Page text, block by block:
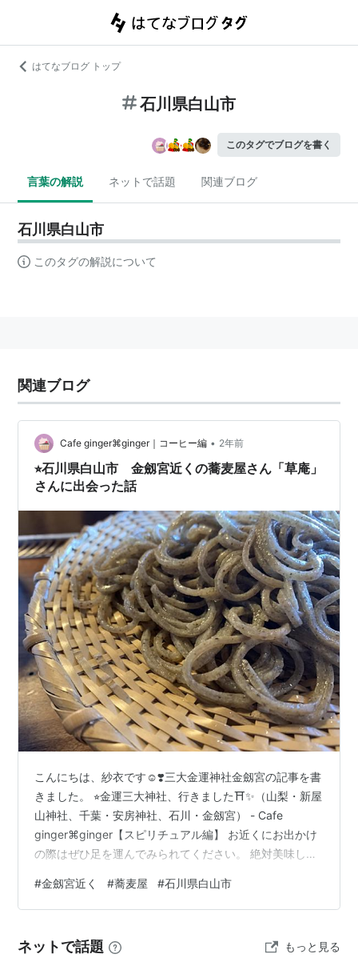
はてなブログ トップ
石川県白山市
このタグでブログを書く
言葉の解説 ネットで話題 関連ブログ
石川県白山市
このタグの解説について
関連ブログ
Cafe ginger⌘ginger｜コーヒー編 • 2年前
⭐︎石川県白山市 金劔宮近くの蕎麦屋さん「草庵」
さんに出会った話
こんにちは、紗衣です☺️❣️三大金運神社金劔宮の記事を書
きました。 ⭐︎金運三大神社、行きました⛩️✨（山梨・新屋
山神社、千葉・安房神社、石川・金劔宮） - Cafe
ginger⌘ginger【スピリチュアル編】 お近くにお出かけ
の際はぜひ足を運んでみられてください。 絶対美味しい
💦）ので いきなりではありますが、私が注文した十割そ
ばのお写真を載せます✨ 私が出かけたのは2019年です。
んが お蕎麦の美味しさは変わっていないと思ってます！
#金劔宮近く #蕎麦屋 #石川県白山市
ネットで話題 もっと見る